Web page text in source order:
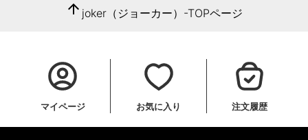
arrow_upward joker（ジョーカー）-TOPページ
マイページ お気に入り 注文履歴